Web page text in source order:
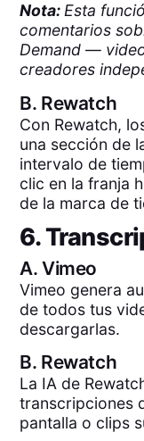
Nota:Esta
comentarios
Demand —
creadores
B. Rewatch
Con Rewatch,
una sección de
intervalo de
clic en la franja
de la marca de
6.
A.Vimeo
Vimeo genera
de todos tus
descargarlas.
B. Rewatch
La IA de
transcripciones
pantalla o clips